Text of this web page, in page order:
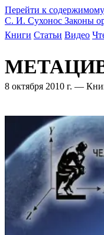
Перейти к содержимому
С. И. Сухонос Законы
Книги Статьи Видео
8 октября 2010 г. —